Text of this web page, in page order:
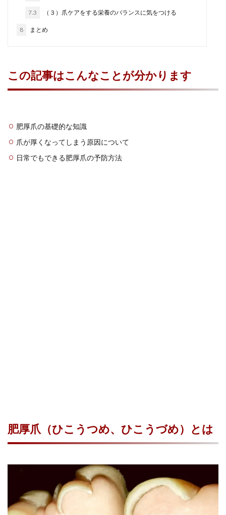
7.3 （３）爪ケアをする栄養のバランスに気をつける
8 まとめ
この記事はこんなことが分かります
肥厚爪の基礎的な知識
爪が厚くなってしまう原因について
日常でもできる肥厚爪の予防方法
肥厚爪（ひこうつめ、ひこうづめ）とは